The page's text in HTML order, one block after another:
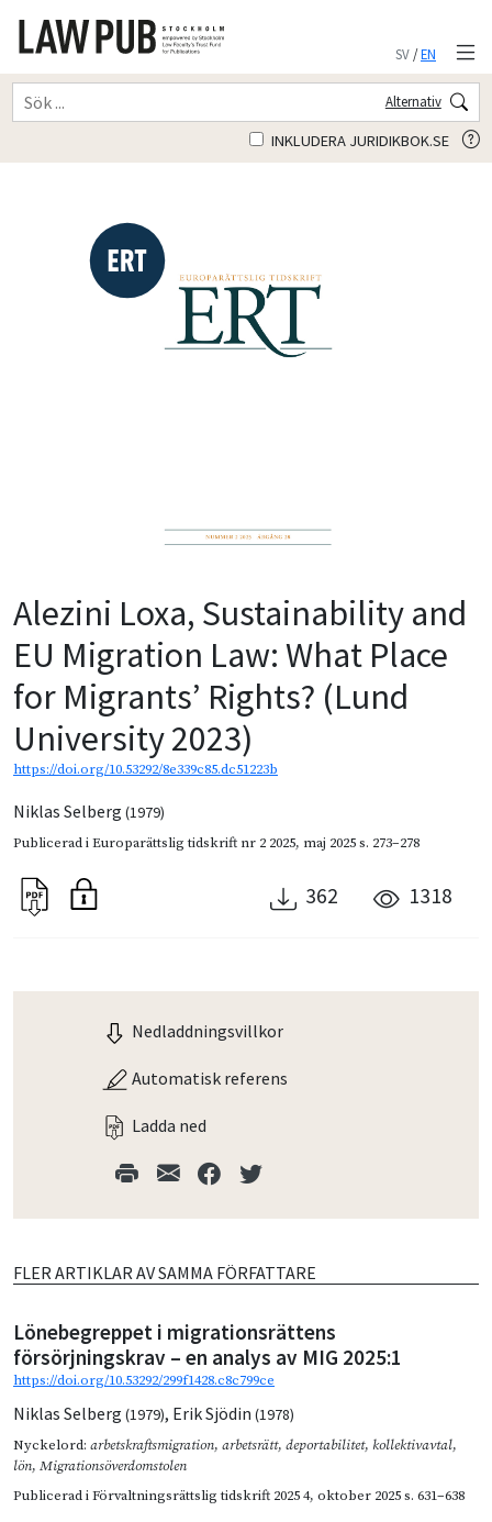
SV/EN
Alternativ
INKLUDERA JURIDIKBOK.SE
Alezini Loxa, Sustainability and
EU Migration Law: What Place
for Migrants’ Rights? (Lund
University 2023)
https://doi.org/10.53292/8e339c85.dc51223b
Niklas Selberg (1979)
Publicerad iEuroparättslig tidskrift nr 2 2025, maj 2025s. 273–278
362 1318
Nedladdningsvillkor
Automatisk referens
Ladda ned
FLER ARTIKLAR AV SAMMA FÖRFATTARE
Lönebegreppet i migrationsrättens
försörjningskrav – en analys av MIG 2025:1
https://doi.org/10.53292/299f1428.c8c799ce
Niklas Selberg (1979), Erik Sjödin (1978)
Nyckelord: arbetskraftsmigration, arbetsrätt, deportabilitet, kollektivavtal,
lön, Migrationsöverdomstolen
Publicerad iFörvaltningsrättslig tidskrift 2025 4, oktober 2025s. 631–638